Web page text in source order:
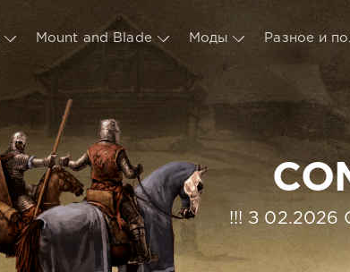
Mount and Blade Моды Разное и
!!! З 02.2026